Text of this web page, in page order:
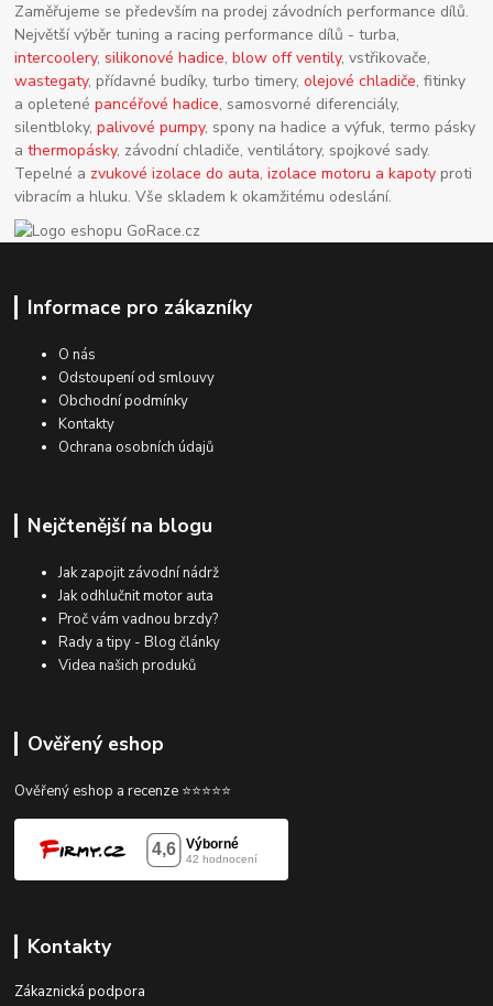
Zaměřujeme se především na prodej závodních performance dílů.
Největší výběr tuning a racing performance dílů - turba,
intercoolery,silikonové hadice,blow off ventily, vstřikovače,
wastegaty, přídavné budíky, turbo timery,olejové chladiče, fitinky
a opletenépancéřové hadice, samosvorné diferenciály,
silentbloky,palivové pumpy, spony na hadice a výfuk, termo pásky
athermopásky, závodní chladiče, ventilátory, spojkové sady.
Tepelné a zvukové izolace do auta,izolace motoru a kapoty proti
vibracím a hluku. Vše skladem k okamžitému odeslání.
Informace pro zákazníky
O nás
Odstoupení od smlouvy
Obchodní podmínky
Kontakty
Ochrana osobních údajů
Nejčtenější na blogu
Jak zapojit závodní nádrž
Jak odhlučnit motor auta
Proč vám vadnou brzdy?
Rady a tipy - Blog články
Videa našich produků
Ověřený eshop
Ověřený eshop a recenze ⭐⭐⭐⭐⭐
Kontakty
Zákaznická podpora